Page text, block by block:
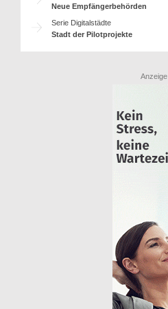
Neue Empfängerbehörden
Serie Digitalstädte
Stadt der Pilotprojekte
Anzeige